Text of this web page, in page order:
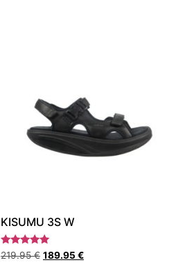
KISUMU 3S W
Bewertet
mit
219.95€ 189.95€